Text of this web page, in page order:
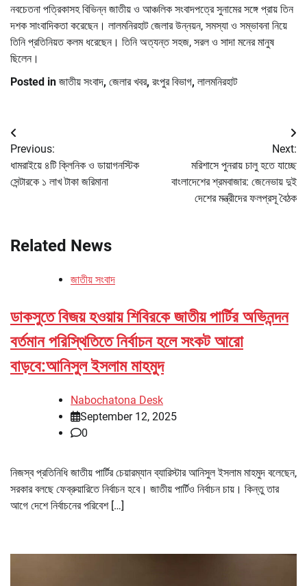
নবচেতনা পত্রিকাসহ বিভিন্ন জাতীয় ও আঞ্চলিক সংবাদপত্রে সুনামের সঙ্গে প্রায় তিন
দশক সাংবাদিকতা করেছেন। লালমনিরহাট জেলার উন্নয়ন, সমস্যা ও সম্ভাবনা নিয়ে
তিনি প্রতিনিয়ত কলম ধরেছেন। তিনি অত্যন্ত সহজ, সরল ও সাদা মনের মানুষ
ছিলেন।
Posted in জাতীয় সংবাদ, জেলার খবর, রংপুর বিভাগ, লালমনিরহাট
Post
navigation
Previous:
ধামরাইয়ে ৪টি ক্লিনিক ও ডায়াগনস্টিক
সেন্টারকে ১ লাখ টাকা জরিমানা
Next:
মরিশাসে পুনরায় চালু হতে যাচ্ছে
বাংলাদেশের শ্রমবাজার: জেনেভায় দুই
দেশের মন্ত্রীদের ফলপ্রসূ বৈঠক
Related News
জাতীয় সংবাদ
ডাকসুতে বিজয় হওয়ায় শিবিরকে জাতীয় পার্টির অভিনন্দন
বর্তমান পরিস্থিতিতে নির্বাচন হলে সংকট আরো
বাড়বে:আনিসুল ইসলাম মাহমুদ
Nabochatona Desk
September 12, 2025
0
নিজস্ব প্রতিনিধি জাতীয় পার্টির চেয়ারম্যান ব্যারিস্টার আনিসুল ইসলাম মাহমুদ বলেছেন,
সরকার বলছে ফেব্রুয়ারিতে নির্বাচন হবে। জাতীয় পার্টিও নির্বাচন চায়। কিন্তু তার
আগে দেশে নির্বাচনের পরিবেশ […]